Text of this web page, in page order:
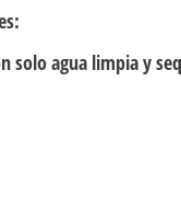
solo agua limpia y